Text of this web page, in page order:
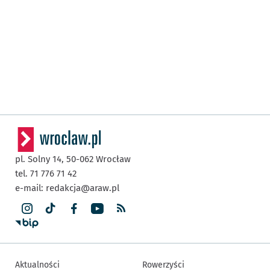
pl. Solny 14, 50-062 Wrocław
tel. 71 776 71 42
e-mail: redakcja@araw.pl
Aktualności Rowerzyści